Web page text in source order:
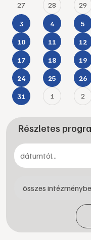
27 28 29
3 4 5
10 11 12
17 18 19
24 25 26
31 1 2
Részletes